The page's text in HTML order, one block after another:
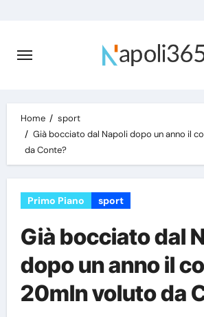
content
Home
sport
Già bocciato dal Napoli dopo un anno il
da Conte?
Primo Piano sport
Già bocciato dal
dopo un anno il
20mln voluto da